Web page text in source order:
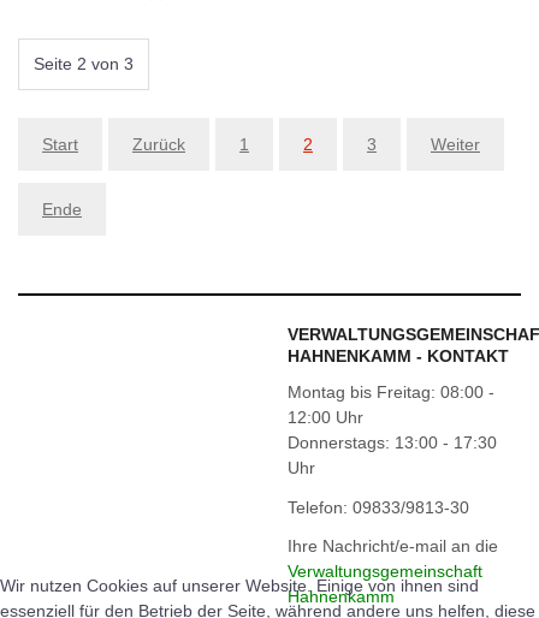
Seite 2 von 3
Start Zurück 1 2 3 Weiter
Ende
HAHNENKAMM - KONTAKT
Montag bis Freitag: 08:00 -
12:00 Uhr
Donnerstags: 13:00 - 17:30
Uhr
Telefon: 09833/9813-30
Ihre Nachricht/e-mail an die
Verwaltungsgemeinschaft
Hahnenkamm
Wir nutzen Cookies auf unserer Website. Einige von ihnen sind
essenziell für den Betrieb der Seite, während andere uns helfen, diese